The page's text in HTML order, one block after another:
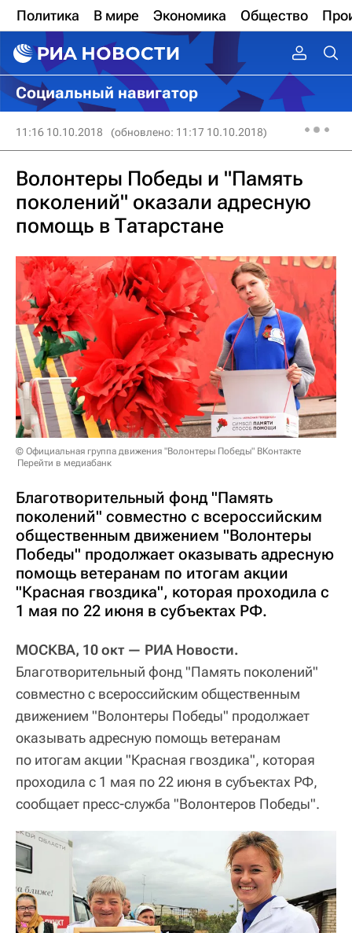
Политика В мире Экономика Общество
Социальный навигатор
11:16 10.10.2018 (обновлено: 11:17 10.10.2018)
Волонтеры Победы и "Память
поколений" оказали адресную
помощь в Татарстане
© Официальная группа движения "Волонтеры Победы" ВКонтакте
Перейти в медиабанк
Благотворительный фонд "Память
поколений" совместно с всероссийским
общественным движением "Волонтеры
Победы" продолжает оказывать адресную
помощь ветеранам по итогам акции
"Красная гвоздика", которая проходила с
1 мая по 22 июня в субъектах РФ.
МОСКВА, 10 окт — РИА Новости.
Благотворительный фонд "Память поколений"
совместно с всероссийским общественным
движением "Волонтеры Победы" продолжает
оказывать адресную помощь ветеранам
по итогам акции "Красная гвоздика", которая
проходила с 1 мая по 22 июня в субъектах РФ,
сообщает пресс-служба "Волонтеров Победы".